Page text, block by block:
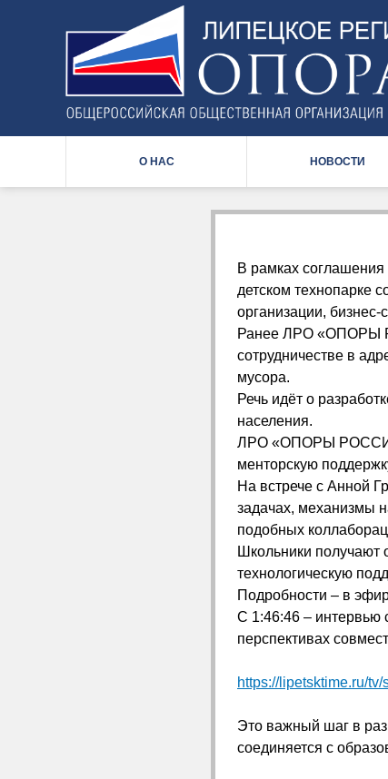
О НАС НОВОСТИ
В рамках
детском технопарке
организации, бизнес-
Ранее ЛРО «ОПОРЫ
сотрудничестве в
мусора.
Речь идёт о
населения.
ЛРО «ОПОРЫ РОССИИ»
менторскую
На встрече с Анной
задачах, механизмы
подобных
Школьники получают
технологическую
Подробности – в
С 1:46:46 – интервью
перспективах
https://lipetsktime.ru/
Это важный шаг в
соединяется с